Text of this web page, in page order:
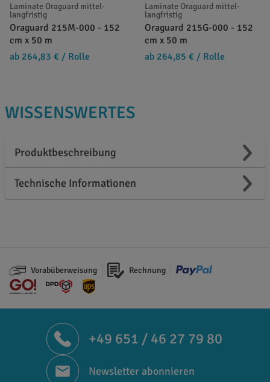
Laminate Oraguard mittel-
langfristig
Oraguard 215M-000 - 152
cm x 50 m
ab 264,83 € / Rolle
Laminate Oraguard mittel-
langfristig
Oraguard 215G-000 - 152
cm x 50 m
ab 264,85 € / Rolle
WISSENSWERTES
Produktbeschreibung
Technische Informationen
Vorabüberweisung Rechnung
+49 651 / 46 27 79 80
Newsletter abonnieren